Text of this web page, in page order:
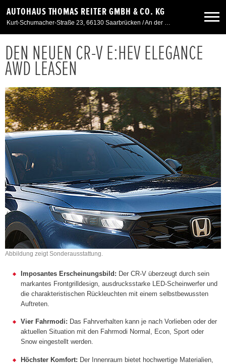
AUTOHAUS THOMAS REITER GMBH & CO. KG
Kurt-Schumacher-Straße 23, 66130 Saarbrücken / An der Windmühle 7, 66780 Siersburg
Neuwagen
Angebote
Service & Zubehör
Unser Autohaus
DEN NEUEN CR-V E:HEV ELEGANCE
AWD LEASEN
Abbildung zeigt Sonderausstattung.
Imposantes Erscheinungsbild: Der CR-V überzeugt durch sein
markantes Frontgrilldesign, ausdrucksstarke LED-Scheinwerfer und
die charakteristischen Rückleuchten mit einem selbstbewussten
Auftreten.
Vier Fahrmodi: Das Fahrverhalten kann je nach Vorlieben oder der
aktuellen Situation mit den Fahrmodi Normal, Econ, Sport oder
Snow eingestellt werden.
Höchster Komfort: Der Innenraum bietet hochwertige Materialien,